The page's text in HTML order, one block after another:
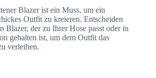
Blazer ist ein Muss, um ein
Outfit zu kreieren. Entscheiden
Blazer, der zu Ihrer Hose passt oder in
gehalten ist, um dem Outfit das
verleihen.